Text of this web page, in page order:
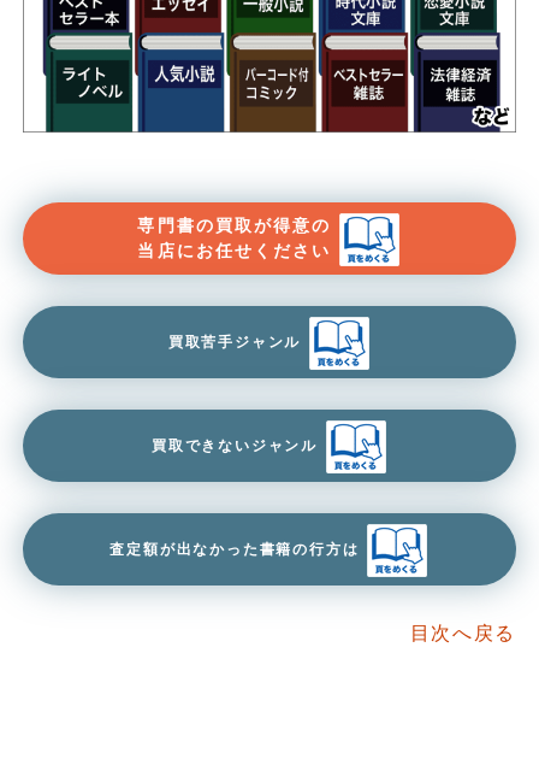
専門書の買取が得意の
当店にお任せください
買取苦手ジャンル
買取できないジャンル
査定額が出なかった書籍の行方は
目次へ戻る